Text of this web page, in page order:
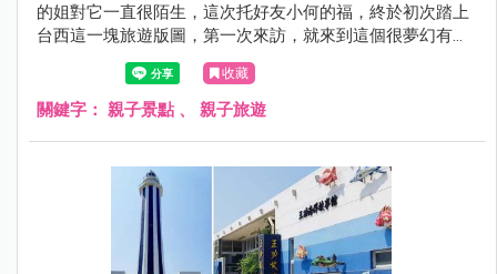
的姐對它一直很陌生，這次托好友小何的福，終於初次踏上
台西這一塊旅遊版圖，第一次來訪，就來到這個很夢幻有很
繽紛的網美打卡亮點。
收藏
關鍵字： 親子景點 、 親子旅遊